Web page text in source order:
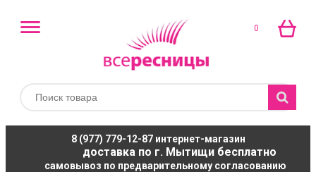
0
8 (977) 779-12-87интернет-магазин
доставка по г. Мытищи бесплатно
самовывоз по предварительному согласованию